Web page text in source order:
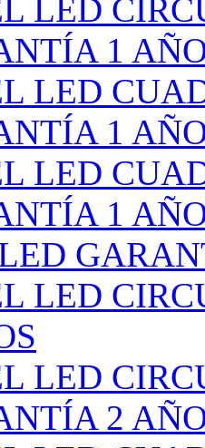
LED
1
LED
1
LED
1
LED
LED
2